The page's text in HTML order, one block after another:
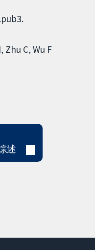
Zhu C Wu F
述